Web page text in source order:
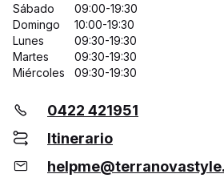
Sábado
09:00-19:30
Domingo
10:00-19:30
Lunes
09:30-19:30
Martes
09:30-19:30
Miércoles
09:30-19:30
0422 421951
Itinerario